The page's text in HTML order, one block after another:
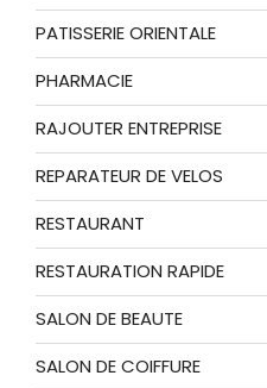
PATISSERIE ORIENTALE
PHARMACIE
RAJOUTER ENTREPRISE
REPARATEUR DE VELOS
RESTAURANT
RESTAURATION RAPIDE
SALON DE BEAUTE
SALON DE COIFFURE